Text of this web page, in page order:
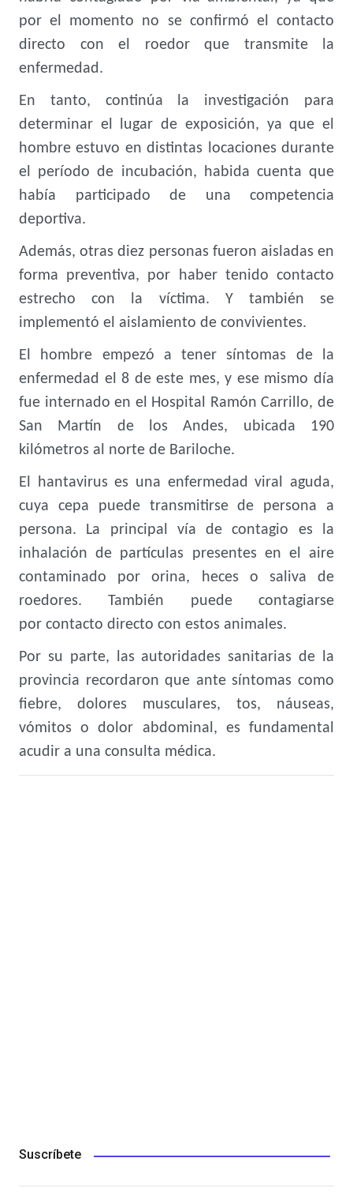
por el momento no se confirmó el contacto
directo con el roedor que transmite la
enfermedad.
En tanto, continúa la investigación para
determinar el lugar de exposición, ya que el
hombre estuvo en distintas locaciones durante
el período de incubación, habida cuenta que
había participado de una competencia
deportiva.
Además, otras diez personas fueron aisladas en
forma preventiva, por haber tenido contacto
estrecho con la víctima. Y también se
implementó el aislamiento de convivientes.
El hombre empezó a tener síntomas de la
enfermedad el 8 de este mes, y ese mismo día
fue internado en el Hospital Ramón Carrillo, de
San Martín de los Andes, ubicada 190
kilómetros al norte de Bariloche.
El hantavirus es una enfermedad viral aguda,
cuya cepa puede transmitirse de persona a
persona. La principal vía de contagio es la
inhalación de partículas presentes en el aire
contaminado por orina, heces o saliva de
roedores. También puede contagiarse
por contacto directo con estos animales.
Por su parte, las autoridades sanitarias de la
provincia recordaron que ante síntomas como
fiebre, dolores musculares, tos, náuseas,
vómitos o dolor abdominal, es fundamental
acudir a una consulta médica.
Suscríbete